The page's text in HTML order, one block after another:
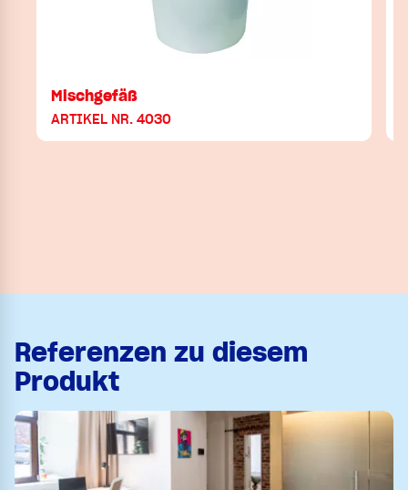
Mischgefäß
ARTIKEL NR. 4030
Referenzen zu diesem
Produkt